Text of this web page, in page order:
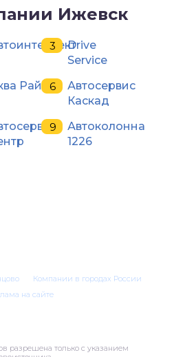
Ижевск
Drive
Service
Рай
Автосервис
Каскад
Автоколонна
1226
Компании в городах России
на сайте
разрешена только с указанием